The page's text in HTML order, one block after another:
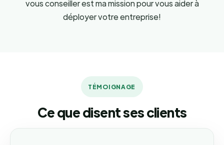
vous conseiller est ma mission pour vous aider à
déployer votre entreprise!
TÉMOIGNAGE
Ce que disent ses clients